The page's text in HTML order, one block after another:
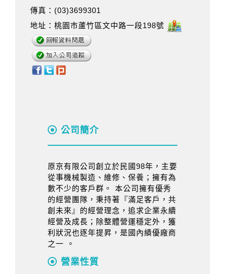
傳真：(03)3699301
地址：桃園市蘆竹區文中路一段198號
公司簡介
原京有限公司創立於民國98年，主要
從事機械製造、維修、保養；擁有為
數不少的客戶群。 本公司擁有優秀
的經營團隊，秉持著『滿足客戶，共
創未來』的經營理念，追求企業永續
經營及成長；除整體營運穩定外，獲
利狀況也逐年提昇，是國內績優廠商
之一 。
營業性質